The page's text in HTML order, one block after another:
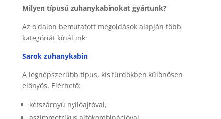
Milyen típusú zuhanykabinokat gyártunk?
Az oldalon bemutatott megoldások alapján több
kategóriát kínálunk:
Sarok zuhanykabin
A legnépszerűbb típus, kis fürdőkben különösen
előnyös. Elérhető:
kétszárnyú nyílóajtóval,